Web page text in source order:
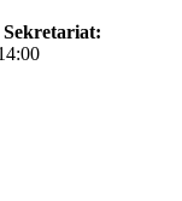
Sekretariat: